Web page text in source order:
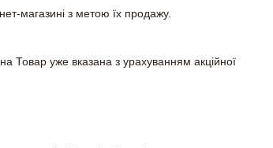
магазині з метою їх продажу.
Товар уже вказана з урахуванням акційної